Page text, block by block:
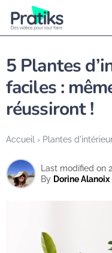
Accueil › Plantes
5 Plantes
faciles :
réussiront !
By Dorine Alanoix
Last modified on